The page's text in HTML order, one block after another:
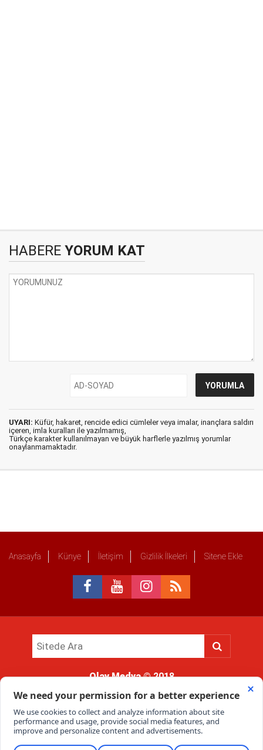
HABERE YORUM KAT
UYARI: Küfür, hakaret, rencide edici cümleler veya imalar, inançlara saldırı
içeren, imla kuralları ile yazılmamış,
Türkçe karakter kullanılmayan ve büyük harflerle yazılmış yorumlar
onaylanmamaktadır.
Anasayfa Künye İletişim Gizlilik İlkeleri Sitene Ekle
Olay Medya© 2018
kullanımı hukuki yaptırıma tabidir.